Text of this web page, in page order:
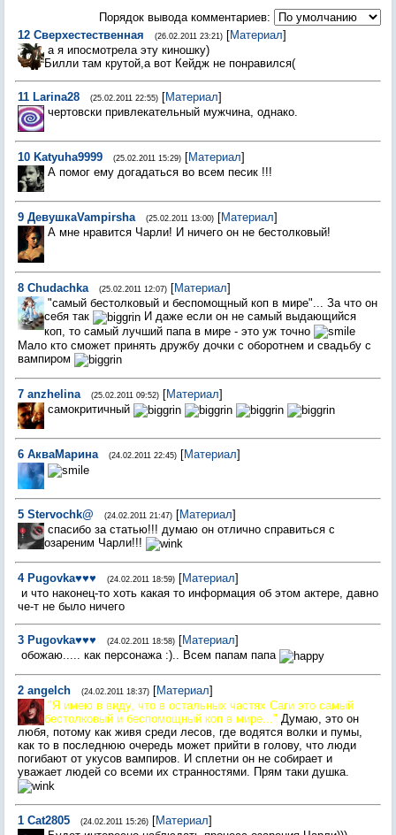
Порядок вывода комментариев:
12 Сверхестественная (26.02.2011 23:21) [Материал]
а я ипосмотрела эту киношку)
Билли там крутой,а вот Кейдж не понравился(
11 Larina28 (25.02.2011 22:55) [Материал]
чертовски привлекательный мужчина, однако.
10 Katyuha9999 (25.02.2011 15:29) [Материал]
А помог ему догадаться во всем песик !!!
9 ДевушкаVampirsha (25.02.2011 13:00) [Материал]
А мне нравится Чарли! И ничего он не бестолковый!
8 Chudachka (25.02.2011 12:07) [Материал]
"самый бестолковый и беспомощный коп в мире"... За что он
себя так
И даже если он не самый выдающийся
коп, то самый лучший папа в мире - это уж точно
Мало кто сможет принять дружбу дочки с оборотнем и свадьбу с
вампиром
7 anzhelina (25.02.2011 09:52) [Материал]
самокритичный
6 АкваМарина (24.02.2011 22:45) [Материал]
5 Stervochk@ (24.02.2011 21:47) [Материал]
спасибо за статью!!! думаю он отлично справиться с
озареним Чарли!!!
4 Pugovka♥♥♥ (24.02.2011 18:59) [Материал]
и что наконец-то хоть какая то информация об этом актере, давно
че-т не было ничего
3 Pugovka♥♥♥ (24.02.2011 18:58) [Материал]
обожаю..... как персонажа :).. Всем папам папа
2 angelch (24.02.2011 18:37) [Материал]
"Я имею в виду, что в остальных частях Саги это самый
бестолковый и беспомощный коп в мире..." Думаю, это он
любя, потому как живя среди лесов, где водятся волки и пумы,
как то в последнюю очередь может прийти в голову, что люди
погибают от укусов вампиров. И сплетни он не собирает и
уважает людей со всеми их странностями. Прям таки душка.
1 Cat2805 (24.02.2011 15:26) [Материал]